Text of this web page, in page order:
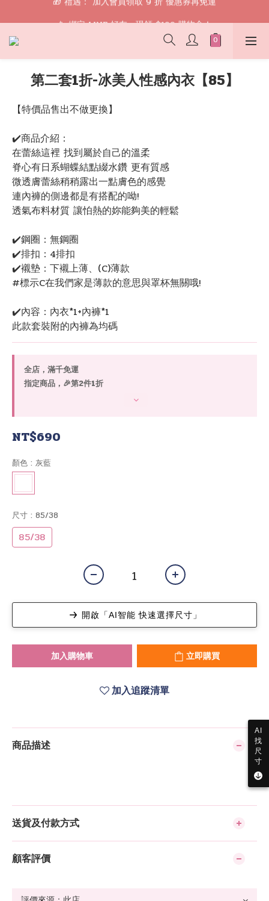
📱 綁定 LINE 好友，現領 $100 購物金！
🎁 禮遇： 加入會員領取 9 折 優惠券再免運
第二套1折-冰美人性感內衣【85】
【特價品售出不做更換】
✔️商品介紹：
在蕾絲這裡 找到屬於自己的溫柔
脊心有日系蝴蝶結點綴水鑽 更有質感
微透膚蕾絲稍稍露出一點膚色的感覺
連內褲的側邊都是有搭配的呦!
透氣布料材質 讓怕熱的妳能夠美的輕鬆
✔️鋼圈：無鋼圈
✔️排扣：4排扣
✔️襯墊：下襯上薄、(C)薄款
#標示C在我們家是薄款的意思與罩杯無關哦!
✔️內容：內衣*1+內褲*1
此款套裝附的內褲為均碼
全店，滿千免運
指定商品，🎉第2件1折
NT$690
顏色 : 灰藍
尺寸 : 85/38
85/38
開啟「AI智能 快速選擇尺寸」
加入購物車 立即購買
加入追蹤清單
商品描述
送貨及付款方式
顧客評價
AI
找
尺
寸